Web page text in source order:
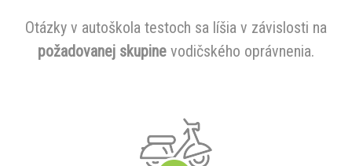
Otázky v autoškola testoch sa líšia v závislosti na
požadovanej skupine vodičského oprávnenia.